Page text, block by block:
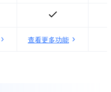
查看更多功能